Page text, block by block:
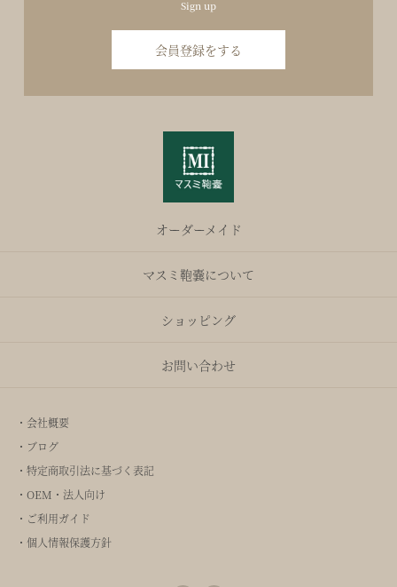
Sign up
会員登録をする
オーダーメイド
マスミ鞄嚢について
ショッピング
お問い合わせ
・会社概要
・ブログ
・特定商取引法に基づく表記
・OEM・法人向け
・ご利用ガイド
・個人情報保護方針